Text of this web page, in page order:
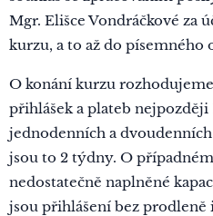
Mgr. Elišce Vondráčkové za
kurzu, a to až do písemného
O konání kurzu
přihlášek a plateb
jednodenních a
jsou to 2 týdny. O
nedostatečně naplněné
jsou přihlášení bez prodleně